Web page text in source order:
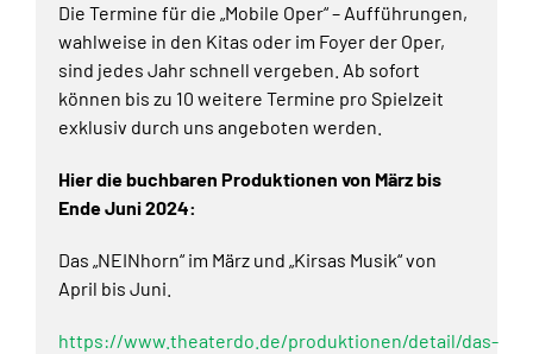
Die Termine für die „Mobile Oper“ – Aufführungen,
wahlweise in den Kitas oder im Foyer der Oper,
sind jedes Jahr schnell vergeben. Ab sofort
können bis zu 10 weitere Termine pro Spielzeit
exklusiv durch uns angeboten werden.
Hier die buchbaren Produktionen von März bis
Ende Juni 2024:
Das „NEINhorn“ im März und „Kirsas Musik“ von
April bis Juni.
https://www.theaterdo.de/produktionen/detail/das-